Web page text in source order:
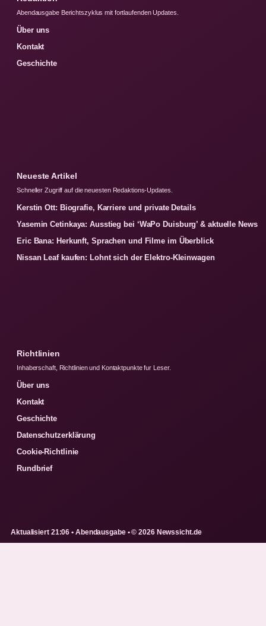
Abendausgabe Berichtszyklus mit fortlaufenden Updates.
Über uns
Kontakt
Geschichte
Neueste Artikel
Schneller Zugriff auf die neuesten Redaktions-Updates.
Kerstin Ott: Biografie, Karriere und private Details
Yasemin Cetinkaya: Ausstieg bei ‘WaPo Duisburg’ & aktuelle News
Eric Bana: Herkunft, Sprachen und Filme im Überblick
Nissan Leaf kaufen: Lohnt sich der Elektro-Kleinwagen
Richtlinien
Inhaberschaft, Richtlinien und Kontaktpunkte fur Leser.
Über uns
Kontakt
Geschichte
Datenschutzerklärung
Cookie-Richtlinie
Rundbrief
Aktualisiert 21:06 • Abendausgabe • © 2026 Newssicht.de